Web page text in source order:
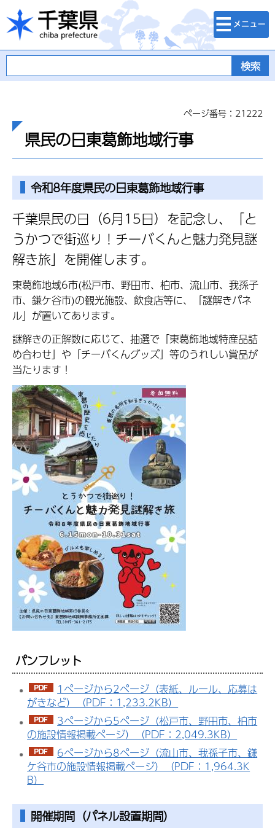
千葉県
検索・メニュ
ー
ページ番号：21222
県民の日東葛飾地域行事
令和8年度県民の日東葛飾地域行事
千葉県民の日（6月15日）を記念し、「と
うかつで街巡り！チーバくんと魅力発見謎
解き旅」を開催します。
東葛飾地域6市(松戸市、野田市、柏市、流山市、我孫子
市、鎌ケ谷市)の観光施設、飲食店等に、「謎解きパネ
ル」が置いてあります。
謎解きの正解数に応じて、抽選で「東葛飾地域特産品詰
め合わせ」や「チーバくんグッズ」等のうれしい賞品が
当たります！
パンフレット
1ページから2ページ（表紙、ルール、応募は
がきなど）（PDF：1,233.2KB）
3ページから5ページ（松戸市、野田市、柏市
の施設情報掲載ページ）（PDF：2,049.3KB）
6ページから8ページ（流山市、我孫子市、鎌
ケ谷市の施設情報掲載ページ）（PDF：1,964.3K
B）
開催期間（パネル設置期間）